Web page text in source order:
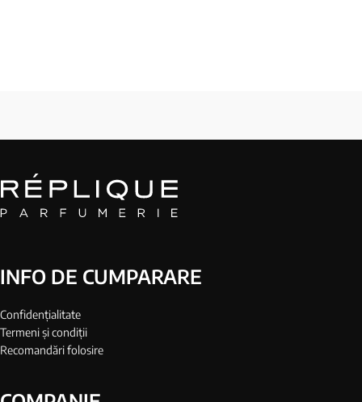
INFO DE CUMPARARE
Confidențialitate
Termeni și condiții
Recomandări folosire